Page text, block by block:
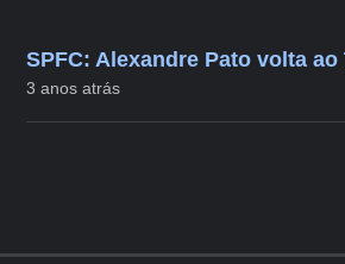
SPFC: Alexandre Pato volta
3 anos atrás